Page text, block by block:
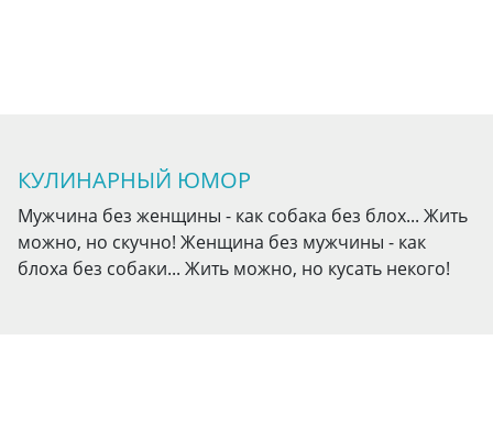
КУЛИНАРНЫЙ ЮМОР
Мужчина без женщины - как собака без блох... Жить
можно, но скучно! Женщина без мужчины - как
блоха без собаки... Жить можно, но кусать некого!